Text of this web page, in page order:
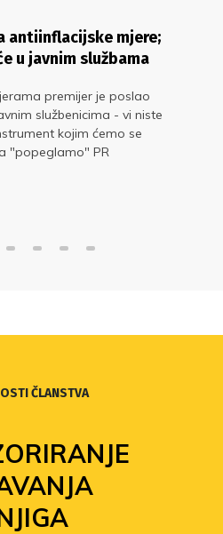
antiinflacijske mjere;
u javnim službama
premijer je poslao
službenicima - vi niste
kojim ćemo se
"popeglamo" PR
ČLANSTVA